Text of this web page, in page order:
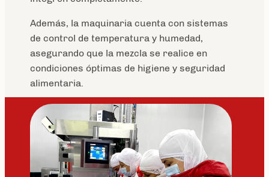
Además, la maquinaria cuenta con sistemas
de control de temperatura y humedad,
asegurando que la mezcla se realice en
condiciones óptimas de higiene y seguridad
alimentaria.